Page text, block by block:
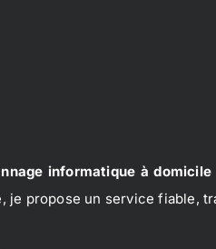
informatique à domicile
propose un service fiable,